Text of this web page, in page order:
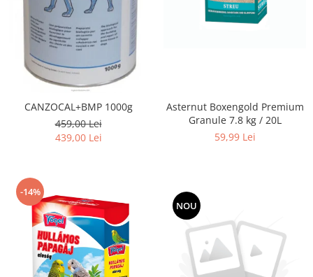
CANZOCAL+BMP 1000g
459,00 Lei
439,00 Lei
Asternut Boxengold Premium
Granule 7.8 kg / 20L
59,99 Lei
-14%
NOU